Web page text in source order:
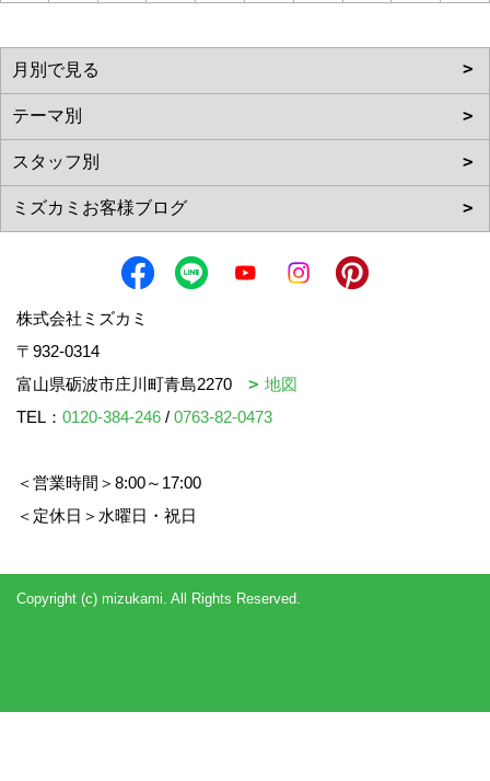
株式会社ミズカミ
〒932-0314
富山県砺波市庄川町青島2270
地図
TEL： 0120-384-246 / 0763-82-0473
＜営業時間＞8:00～17:00
＜定休日＞水曜日・祝日
Copyright (c) mizukami. All Rights Reserved.